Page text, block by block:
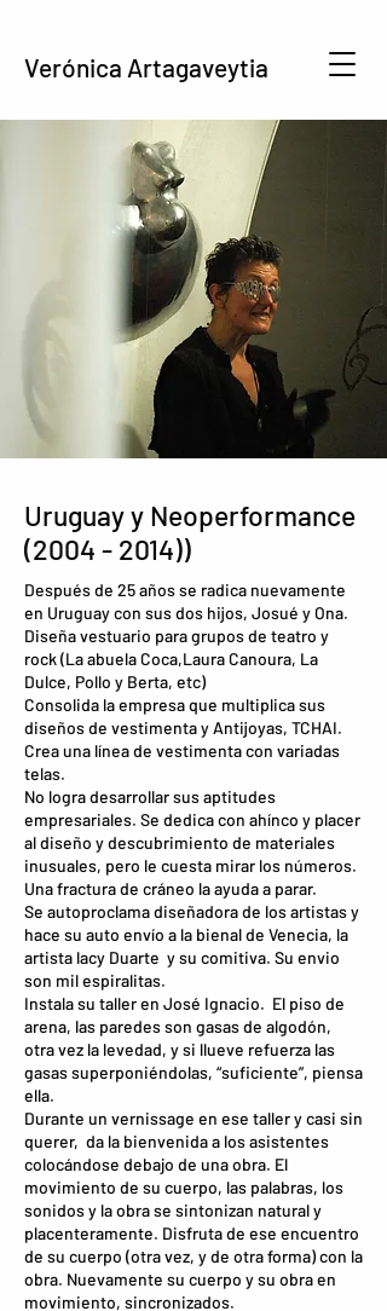
Verónica Artagaveytia
Uruguay y Neoperformance
(2004 - 2014))
Después de 25 años se radica nuevamente
en Uruguay con sus dos hijos, Josué y Ona.
Diseña vestuario para grupos de teatro y
rock (La abuela Coca,Laura Canoura, La
Dulce, Pollo y Berta, etc)
Consolida la empresa que multiplica sus
diseños de vestimenta y Antijoyas, TCHAI.
Crea una línea de vestimenta con variadas
telas.
No logra desarrollar sus aptitudes
empresariales. Se dedica con ahínco y placer
al diseño y descubrimiento de materiales
inusuales, pero le cuesta mirar los números.
Una fractura de cráneo la ayuda a parar.
Se autoproclama diseñadora de los artistas y
hace su auto envío a la bienal de Venecia, la
artista lacy Duarte y su comitiva. Su envio
son mil espiralitas.
Instala su taller en José Ignacio. El piso de
arena, las paredes son gasas de algodón,
otra vez la levedad, y si llueve refuerza las
gasas superponiéndolas, “suficiente”, piensa
ella.
Durante un vernissage en ese taller y casi sin
querer, da la bienvenida a los asistentes
colocándose debajo de una obra. El
movimiento de su cuerpo, las palabras, los
sonidos y la obra se sintonizan natural y
placenteramente. Disfruta de ese encuentro
de su cuerpo (otra vez, y de otra forma) con la
obra. Nuevamente su cuerpo y su obra en
movimiento, sincronizados.